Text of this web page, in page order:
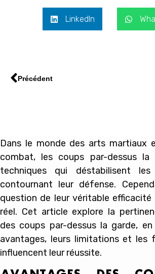
LinkedIn
Précédent
Dans le monde des arts martiaux
combat, les coups par-dessus
techniques qui déstabilisent les
contournant leur défense.
question de leur véritable
réel. Cet article explore la
des coups par-dessus la garde,
avantages, leurs limitations et les
influencent leur réussite.